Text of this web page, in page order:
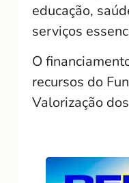
educação,
serviços
O
recursos do
Valorização